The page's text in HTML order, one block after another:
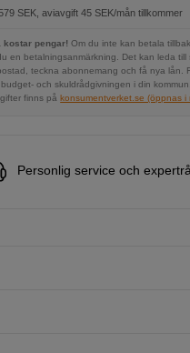
SEK, aviavgift 45 SEK/mån tillkommer
kostar pengar! Om du inte kan betala
en betalningsanmärkning. Det kan leda till
teckna abonnemang och få nya lån.
och skuldrådgivningen i din kommun.
finns på konsumentverket.se (öppnas i
Personlig service och